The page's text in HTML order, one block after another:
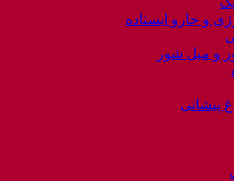
و جارو ایستاده
و مبل شور
پیشانی